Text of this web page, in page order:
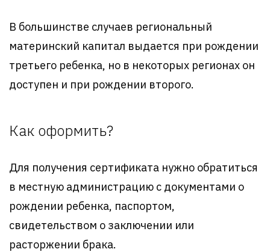
В большинстве случаев региональный
материнский капитал выдается при рождении
третьего ребенка, но в некоторых регионах он
доступен и при рождении второго.
Как оформить?
Для получения сертификата нужно обратиться
в местную администрацию с документами о
рождении ребенка, паспортом,
свидетельством о заключении или
расторжении брака.